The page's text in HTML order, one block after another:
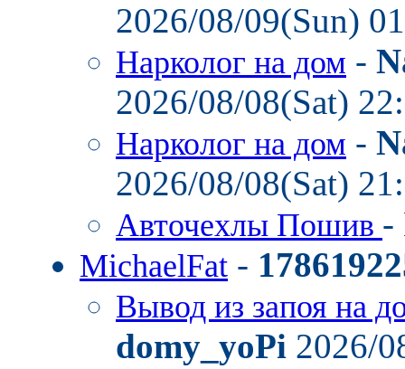
2026/08/09(Sun)
Нарколог на дом -
2026/08/08(Sat)
Нарколог на дом -
2026/08/08(Sat)
Авточехлы Пошив -
MichaelFat -
Вывод из запоя на
domy_yoPi 2026/